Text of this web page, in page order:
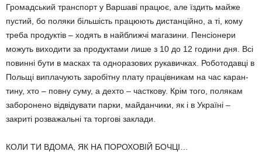
Громадський транспорт у Варшаві пра­цює, але їздить майже
пустий, бо поляки більшість працюють дистанційно, а ті, кому
треба продуктів – ходять в найближчі мага­зини. Пенсіонери
можуть виходити за про­дуктами лише з 10 до 12 години дня. Всі
повинні бути в масках та одноразових рука­вичках. Роботодавці в
Польщі виплачують заробітну плату працівникам на час каран­
тину, хто – повну суму, а дехто – часткову. Крім того, полякам
заборонено відвідувати парки, майданчики, як і в Україні –
закриті розважальні та торгові заклади.
КОЛИ ТИ ВДОМА, ЯК НА ПОРОХОВІЙ БОЧЦІ…